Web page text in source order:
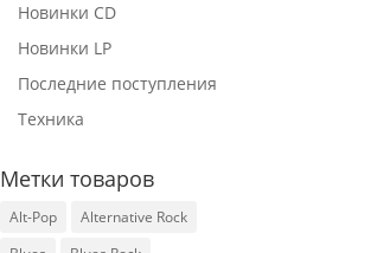
Новинки CD
Новинки LP
Последние поступления
Техника
Метки товаров
Alt-Pop
Alternative Rock